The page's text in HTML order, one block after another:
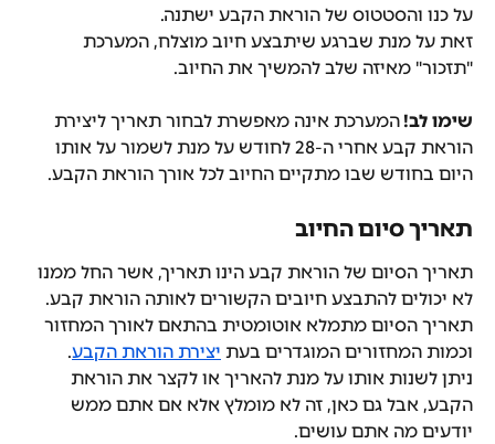
על כנו והסטטוס של הוראת הקבע ישתנה.
זאת על מנת שברגע שיתבצע חיוב מוצלח, המערכת
"תזכור" מאיזה שלב להמשיך את החיוב.
שימו לב! המערכת אינה מאפשרת לבחור תאריך ליצירת
הוראת קבע אחרי ה-28 לחודש על מנת לשמור על אותו
היום בחודש שבו מתקיים החיוב לכל אורך הוראת הקבע.
תאריך סיום החיוב
תאריך הסיום של הוראת קבע הינו תאריך, אשר החל ממנו
לא יכולים להתבצע חיובים הקשורים לאותה הוראת קבע.
תאריך הסיום מתמלא אוטומטית בהתאם לאורך המחזור
וכמות המחזורים המוגדרים בעת יצירת הוראת הקבע.
ניתן לשנות אותו על מנת להאריך או לקצר את הוראת
הקבע, אבל גם כאן, זה לא מומלץ אלא אם אתם ממש
יודעים מה אתם עושים.